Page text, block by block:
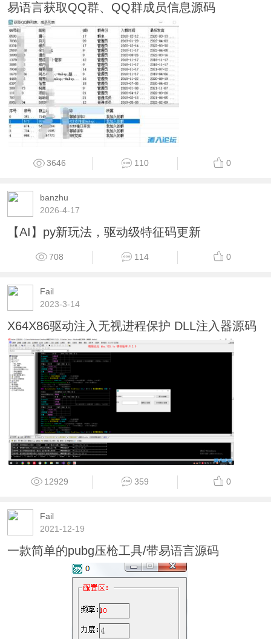
易语言获取QQ群、QQ群成员信息源码
3646 110 0
banzhu
2026-4-17
【AI】py新玩法，驱动级特征码更新
708 114 0
Fail
2023-3-14
X64X86驱动注入无视进程保护 DLL注入器源码
12929 359 0
Fail
2021-12-19
一款简单的pubg压枪工具/带易语言源码